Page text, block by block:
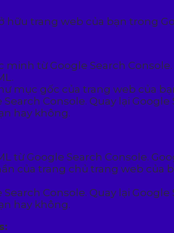
hữu trang web của bạn trong
minh từ Google Search
mục gốc của trang web của
Console. Quay lại Google
hay không.
từ Google Search Console.
của trang chủ trang web của
Console. Quay lại
hay không.